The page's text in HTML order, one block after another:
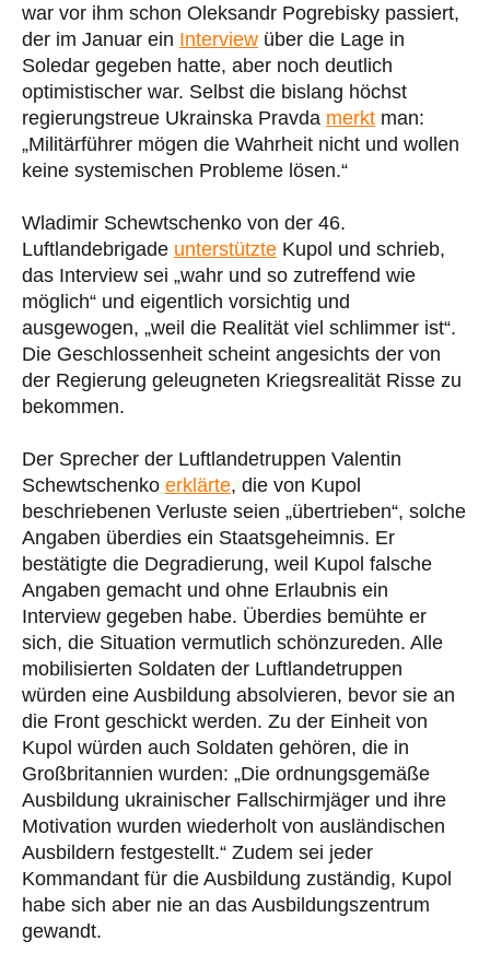
war vor ihm schon Oleksandr Pogrebisky passiert,
der im Januar ein Interview über die Lage in
Soledar gegeben hatte, aber noch deutlich
optimistischer war. Selbst die bislang höchst
regierungstreue Ukrainska Pravda merkt man:
„Militärführer mögen die Wahrheit nicht und wollen
keine systemischen Probleme lösen.“
Wladimir Schewtschenko von der 46.
Luftlandebrigade unterstützte Kupol und schrieb,
das Interview sei „wahr und so zutreffend wie
möglich“ und eigentlich vorsichtig und
ausgewogen, „weil die Realität viel schlimmer ist“.
Die Geschlossenheit scheint angesichts der von
der Regierung geleugneten Kriegsrealität Risse zu
bekommen.
Der Sprecher der Luftlandetruppen Valentin
Schewtschenko erklärte, die von Kupol
beschriebenen Verluste seien „übertrieben“, solche
Angaben überdies ein Staatsgeheimnis. Er
bestätigte die Degradierung, weil Kupol falsche
Angaben gemacht und ohne Erlaubnis ein
Interview gegeben habe. Überdies bemühte er
sich, die Situation vermutlich schönzureden. Alle
mobilisierten Soldaten der Luftlandetruppen
würden eine Ausbildung absolvieren, bevor sie an
die Front geschickt werden. Zu der Einheit von
Kupol würden auch Soldaten gehören, die in
Großbritannien wurden: „Die ordnungsgemäße
Ausbildung ukrainischer Fallschirmjäger und ihre
Motivation wurden wiederholt von ausländischen
Ausbildern festgestellt.“ Zudem sei jeder
Kommandant für die Ausbildung zuständig, Kupol
habe sich aber nie an das Ausbildungszentrum
gewandt.